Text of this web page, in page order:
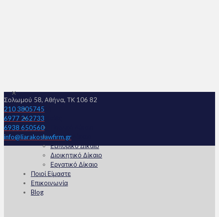
✕
Αρχική
Υπηρεσίες
Αστικό Δίκαιο
Εμπορικό Δίκαιο
Διοικητικό Δίκαιο
Εργατικό Δίκαιο
Ποιοί Είμαστε
Επικοινωνία
Blog
Σολωμού 58, Αθήνα, ΤΚ 106 82
210 3805745
6977 262733
6938 650560
info@liarakoslawfirm.gr